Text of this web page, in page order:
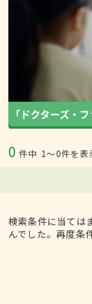
0 件中 1〜0件を表
検索条件に当ては
んでした。再度条